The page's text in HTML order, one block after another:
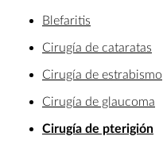
Blefaritis
Cirugía de cataratas
Cirugía de estrabismo
Cirugía de glaucoma
Cirugía de pterigión